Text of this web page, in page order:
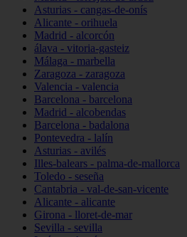
Asturias - cangas-de-onís
Alicante - orihuela
Madrid - alcorcón
álava - vitoria-gasteiz
Málaga - marbella
Zaragoza - zaragoza
Valencia - valencia
Barcelona - barcelona
Madrid - alcobendas
Barcelona - badalona
Pontevedra - lalín
Asturias - avilés
Illes-balears - palma-de-mallorca
Toledo - seseña
Cantabria - val-de-san-vicente
Alicante - alicante
Girona - lloret-de-mar
Sevilla - sevilla